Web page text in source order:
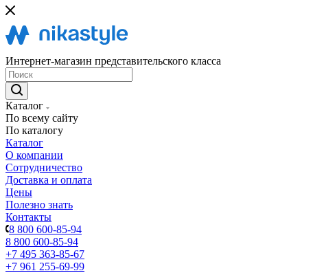
Интернет-магазин представительского класса
Каталог
По всему сайту
По каталогу
Каталог
О компании
Сотрудничество
Доставка и оплата
Цены
Полезно знать
Контакты
8 800 600-85-94
8 800 600-85-94
+7 495 363-85-67
+7 961 255-69-99